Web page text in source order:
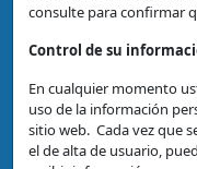
consulte para confirmar
Control de su
En cualquier momento
uso de la información
sitio web. Cada vez que
el de alta de usuario,